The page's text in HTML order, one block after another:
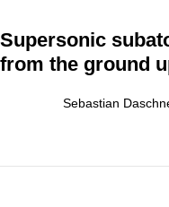
Supersonic
from the ground
Sebastian